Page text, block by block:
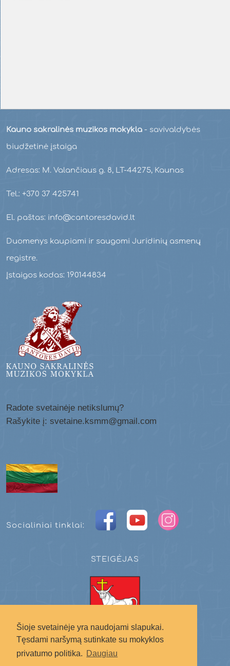
Šioje svetainėje yra naudojami slapukai.
Tęsdami naršymą sutinkate su mokyklos
privatumo politika. Daugiau
Kauno sakralinės muzikos mokykla - savivaldybės
biudžetinė įstaiga
Adresas: M. Valančiaus g. 8, LT-44275, Kaunas
Tel.: +370 37 425741
El. paštas: info@cantoresdavid.lt
Duomenys kaupiami ir saugomi Juridinių asmenų
registre.
Įstaigos kodas: 190144834
Radote svetainėje netikslumų?
Rašykite į: svetaine.ksmm@gmail.com
Socialiniai tinklai:
STEIGĖJAS
Kauno miesto savivaldybė